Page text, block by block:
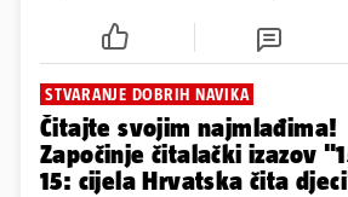
STVARANJE DOBRIH NAVIKA
Čitajte svojim najmlađima!
Započinje čitalački izazov
15: cijela Hrvatska čita